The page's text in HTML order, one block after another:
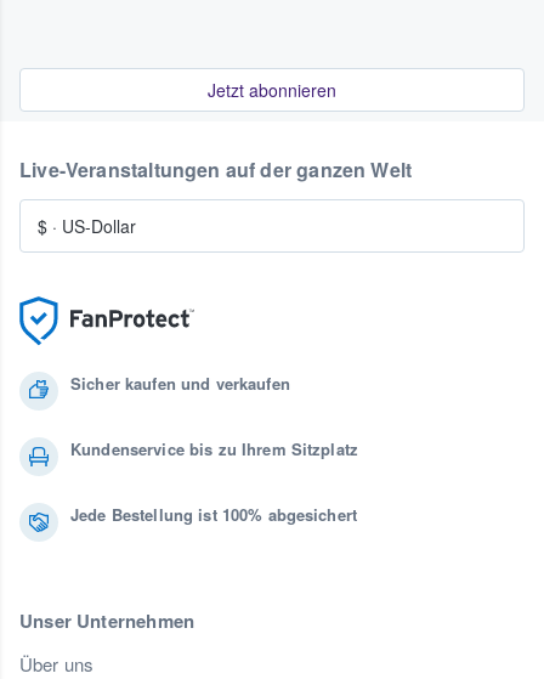
Jetzt abonnieren
Sicher kaufen und verkaufen
Kundenservice bis zu Ihrem Sitzplatz
Jede Bestellung ist 100% abgesichert
Unser Unternehmen
Über uns
Live-Veranstaltungen auf der ganzen Welt
$ · US-Dollar